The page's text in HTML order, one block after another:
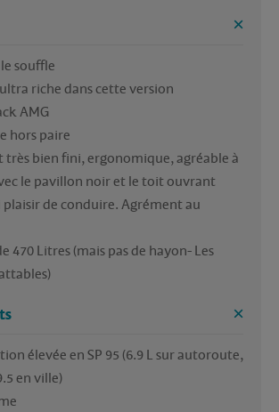
souffle
riche dans cette version
AMG
hors paire
très bien fini, ergonomique, agréable à
le pavillon noir et le toit ouvrant
de conduire. Agrément au
470 Litres (mais pas de hayon- Les
élevée en SP 95 (6.9 L sur autoroute,
en ville)